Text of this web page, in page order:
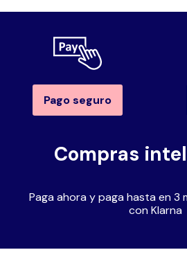
Pago seguro
Compras
Paga ahora y paga hasta en 3
con Klarna